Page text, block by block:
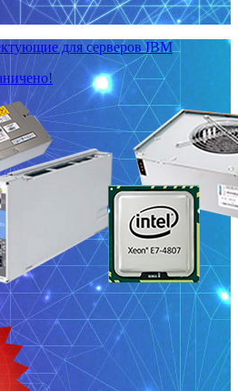
для серверов IBM